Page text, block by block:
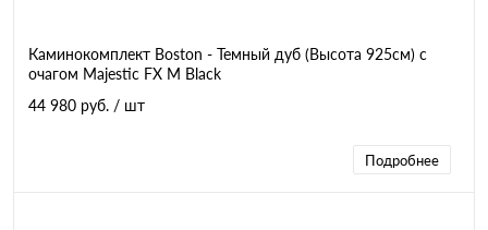
Каминокомплект Boston - Темный дуб (Высота 925см) с
очагом Majestic FX M Black
44 980 руб. / шт
Подробнее